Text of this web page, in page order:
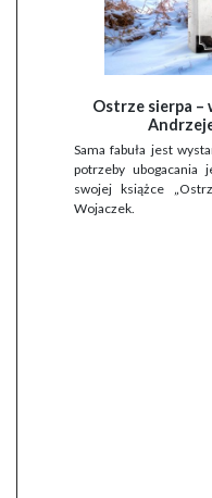
Ostrze sierpa –
Sama fabuła jest
potrzeby ubogacania
swojej książce
Wojaczek.